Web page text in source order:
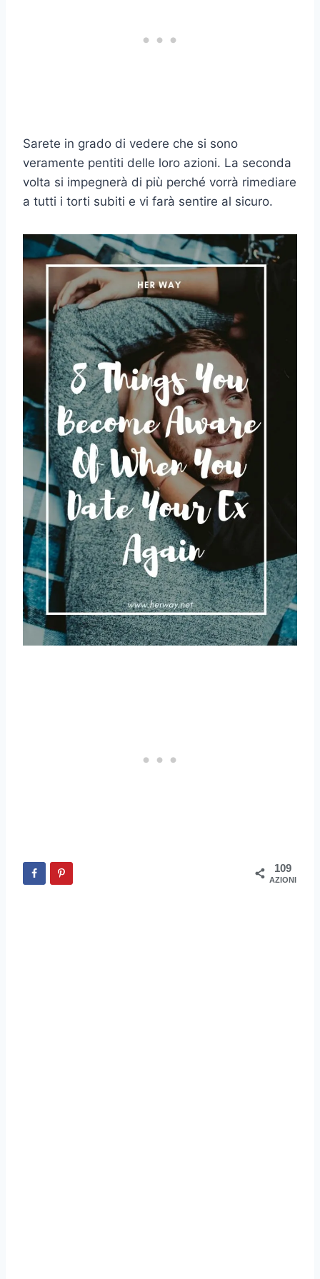
Sarete in grado di vedere che si sono
veramente pentiti delle loro azioni. La seconda
volta si impegnerà di più perché vorrà rimediare
a tutti i torti subiti e vi farà sentire al sicuro.
109
AZIONI